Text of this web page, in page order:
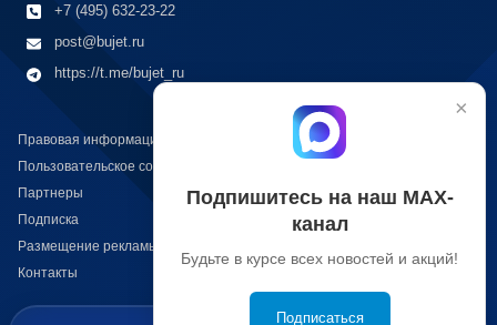
+7 (495) 632-23-22
post@bujet.ru
https://t.me/bujet_ru
Правовая информация
Пользовательское соглашение
Партнеры
Подписка
Размещение рекламы
Контакты
×
Подпишитесь на наш МАХ-
канал
Будьте в курсе всех новостей и акций!
Подписаться